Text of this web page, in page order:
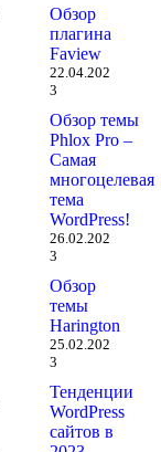
Обзор
плагина
Faview
22.04.202
3
Обзор темы
Phlox Pro –
Самая
многоцелевая
тема
WordPress!
26.02.202
3
Обзор
темы
Harington
25.02.202
3
Тенденции
WordPress
сайтов в